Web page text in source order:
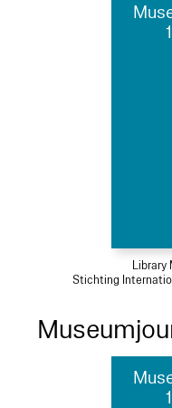
Library
Stichting